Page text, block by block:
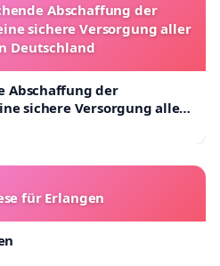
Abschaffung der
sichere Versorgung aller
Deutschland
Abschaffung der
sichere Versorgung aller
für Erlangen